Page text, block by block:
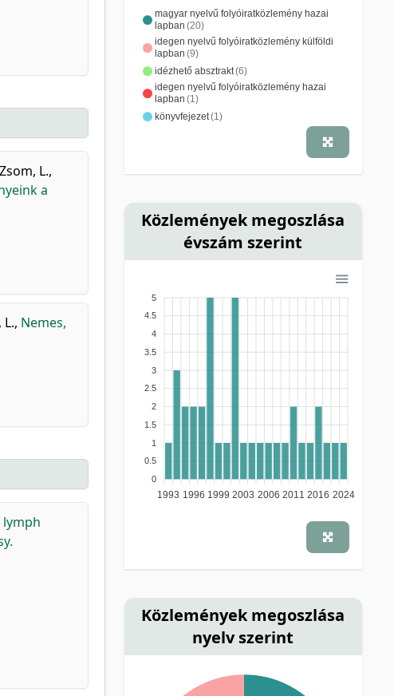
Zsom, L.,
a
L., Nemes,
magyar nyelvű folyóiratközlemény hazai
lapban (20)
idegen nyelvű folyóiratközlemény külföldi
lapban (9)
idézhető absztrakt(6)
idegen nyelvű folyóiratközlemény hazai
lapban (1)
könyvfejezet(1)
Közlemények megoszlása
évszám szerint
5
4.5
4
3.5
3
2.5
2
1.5
1
0.5
0
1993 1996 1999 2003 2006 2011 2016 2024
Közlemények megoszlása
nyelv szerint